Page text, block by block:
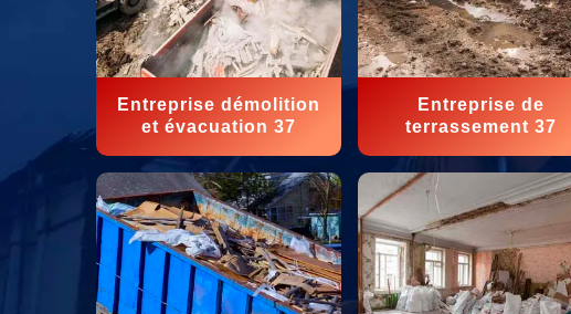
Entreprise démolition
et évacuation 37
Entreprise de
terrassement 37